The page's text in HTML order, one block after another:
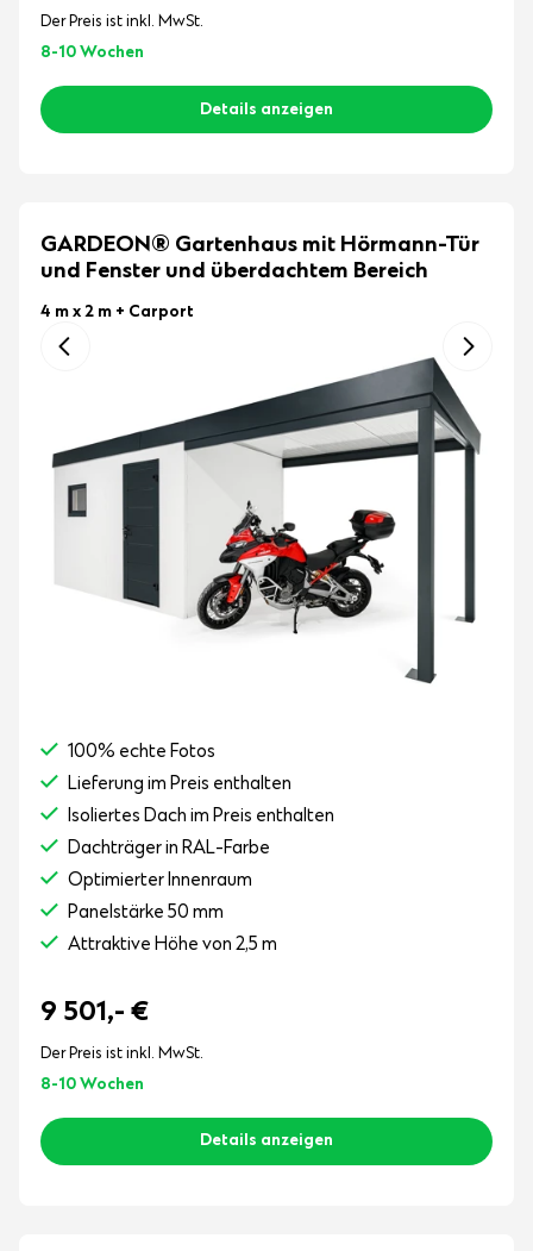
Der Preis ist inkl. MwSt.
8-10 Wochen
Details anzeigen
GARDEON® Gartenhaus mit Hörmann-Tür
und Fenster und überdachtem Bereich
4 m x 2 m + Carport
100% echte Fotos
Lieferung im Preis enthalten
Isoliertes Dach im Preis enthalten
Dachträger in RAL-Farbe
Optimierter Innenraum
Panelstärke 50 mm
Attraktive Höhe von 2,5 m
9 501,- €
Der Preis ist inkl. MwSt.
8-10 Wochen
Details anzeigen